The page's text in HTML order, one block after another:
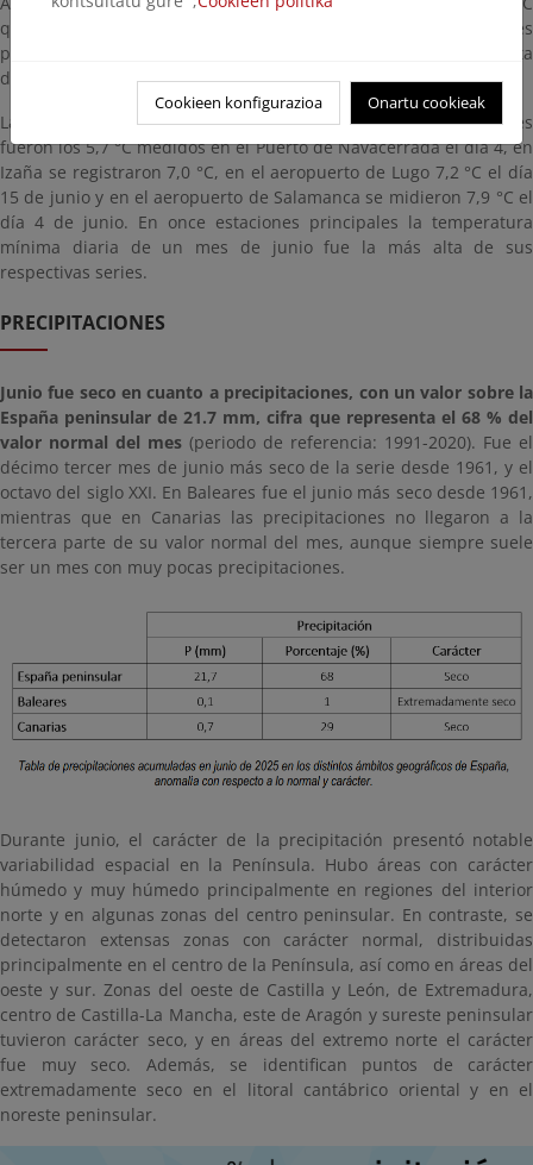
que se midieron en Badajoz-Aeropuerto el día 29. En 7 estaciones
principales la temperatura máxima absoluta diaria fue la más alta
de sus respectivas series.
Las temperaturas más bajas entre los observatorios principales
fueron los 5,7 °C medidos en el Puerto de Navacerrada el día 4, en
Izaña se registraron 7,0 °C, en el aeropuerto de Lugo 7,2 °C el día
15 de junio y en el aeropuerto de Salamanca se midieron 7,9 °C el
día 4 de junio. En once estaciones principales la temperatura
mínima diaria de un mes de junio fue la más alta de sus
respectivas series.
PRECIPITACIONES
Junio fue seco en cuanto a precipitaciones, con un valor sobre la
España peninsular de 21.7 mm, cifra que representa el 68 % del
valor normal del mes (periodo de referencia: 1991-2020). Fue el
décimo tercer mes de junio más seco de la serie desde 1961, y el
octavo del siglo XXI. En Baleares fue el junio más seco desde 1961,
mientras que en Canarias las precipitaciones no llegaron a la
tercera parte de su valor normal del mes, aunque siempre suele
ser un mes con muy pocas precipitaciones.
Durante junio, el carácter de la precipitación presentó notable
variabilidad espacial en la Península. Hubo áreas con carácter
húmedo y muy húmedo principalmente en regiones del interior
norte y en algunas zonas del centro peninsular. En contraste, se
detectaron extensas zonas con carácter normal, distribuidas
principalmente en el centro de la Península, así como en áreas del
oeste y sur. Zonas del oeste de Castilla y León, de Extremadura,
centro de Castilla-La Mancha, este de Aragón y sureste peninsular
tuvieron carácter seco, y en áreas del extremo norte el carácter
fue muy seco. Además, se identifican puntos de carácter
extremadamente seco en el litoral cantábrico oriental y en el
noreste peninsular.
Cookieen konfigurazioa Onartu cookieak